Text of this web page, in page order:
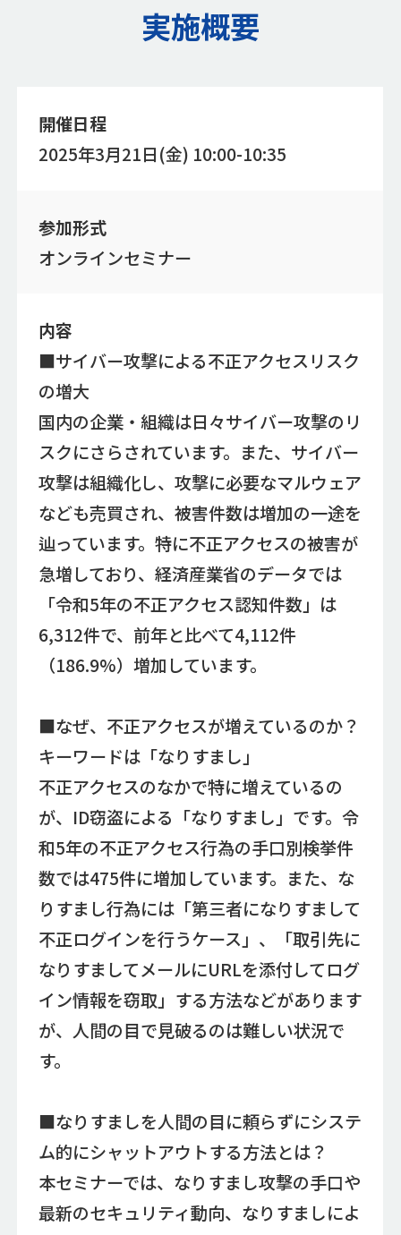
実施概要
開催日程
2025年3月21日(金) 10:00-10:35
参加形式
オンラインセミナー
内容
■サイバー攻撃による不正アクセスリスク
の増大
国内の企業・組織は日々サイバー攻撃のリ
スクにさらされています。また、サイバー
攻撃は組織化し、攻撃に必要なマルウェア
なども売買され、被害件数は増加の一途を
辿っています。特に不正アクセスの被害が
急増しており、経済産業省のデータでは
「令和5年の不正アクセス認知件数」は
6,312件で、前年と比べて4,112件
（186.9%）増加しています。
■なぜ、不正アクセスが増えているのか？
キーワードは「なりすまし」
不正アクセスのなかで特に増えているの
が、ID窃盗による「なりすまし」です。令
和5年の不正アクセス行為の手口別検挙件
数では475件に増加しています。また、な
りすまし行為には「第三者になりすまして
不正ログインを行うケース」、「取引先に
なりすましてメールにURLを添付してログ
イン情報を窃取」する方法などがあります
が、人間の目で見破るのは難しい状況で
す。
■なりすましを人間の目に頼らずにシステ
ム的にシャットアウトする方法とは？
本セミナーでは、なりすまし攻撃の手口や
最新のセキュリティ動向、なりすましによ